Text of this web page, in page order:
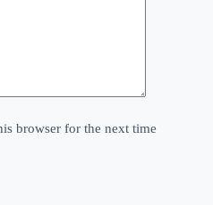
browser for the next time